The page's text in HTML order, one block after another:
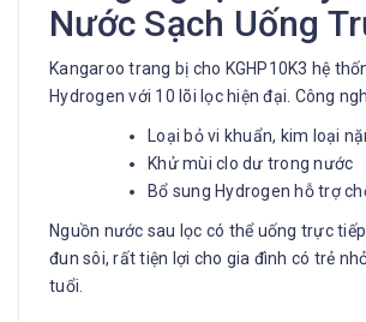
Nước Sạch Uống
Kangaroo trang bị cho KGHP10K3 hệ
Hydrogen với 10 lõi lọc hiện đại. Công
Loại bỏ vi khuẩn, kim loại
Khử mùi clo dư trong nước
Bổ sung Hydrogen hỗ trợ
Nguồn nước sau lọc có thể uống trực
đun sôi, rất tiện lợi cho gia đình có trẻ
tuổi.